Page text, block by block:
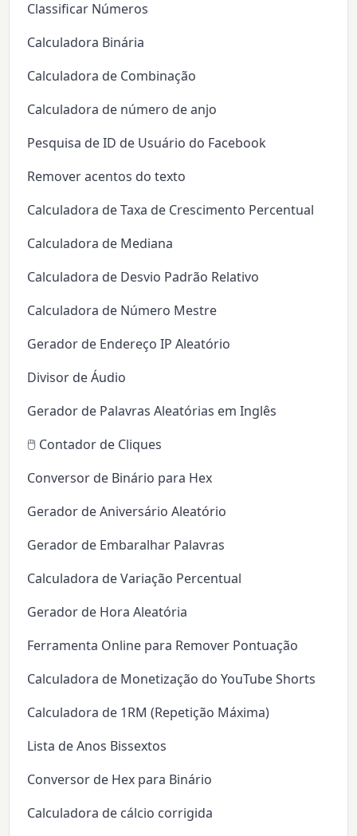
Classificar Números
Calculadora Binária
Calculadora de Combinação
Calculadora de número de anjo
Pesquisa de ID de Usuário do Facebook
Remover acentos do texto
Calculadora de Taxa de Crescimento Percentual
Calculadora de Mediana
Calculadora de Desvio Padrão Relativo
Calculadora de Número Mestre
Gerador de Endereço IP Aleatório
Divisor de Áudio
Gerador de Palavras Aleatórias em Inglês
🖱️ Contador de Cliques
Conversor de Binário para Hex
Gerador de Aniversário Aleatório
Gerador de Embaralhar Palavras
Calculadora de Variação Percentual
Gerador de Hora Aleatória
Ferramenta Online para Remover Pontuação
Calculadora de Monetização do YouTube Shorts
Calculadora de 1RM (Repetição Máxima)
Lista de Anos Bissextos
Conversor de Hex para Binário
Calculadora de cálcio corrigida